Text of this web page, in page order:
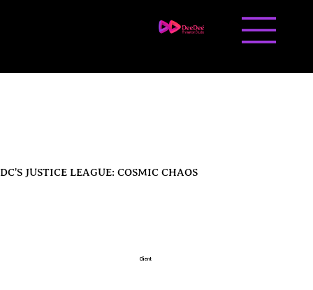
DC'S JUSTICE LEAGUE: COSMIC CHAOS
Client